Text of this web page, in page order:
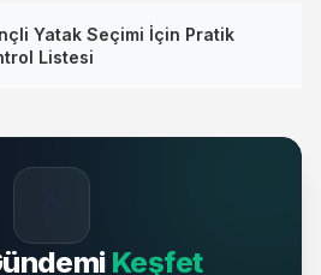
Yatak Seçimi İçin Pratik
Listesi
Keşfet